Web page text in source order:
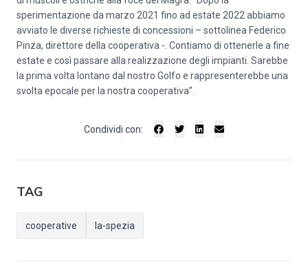
sperimentazione da marzo 2021 fino ad estate 2022 abbiamo
avviato le diverse richieste di concessioni – sottolinea Federico
Pinza, direttore della cooperativa -. Contiamo di ottenerle a fine
estate e così passare alla realizzazione degli impianti. Sarebbe
la prima volta lontano dal nostro Golfo e rappresenterebbe una
svolta epocale per la nostra cooperativa”.
Condividi con:
TAG
cooperative la-spezia